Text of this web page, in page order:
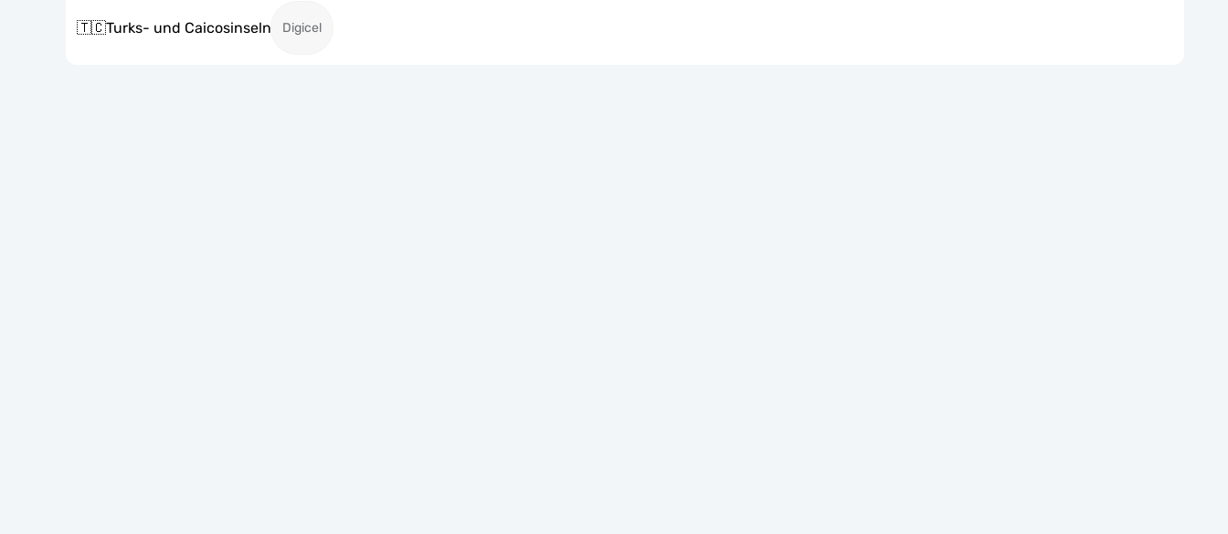
🇹🇨Turks- und Caicosinseln Digicel